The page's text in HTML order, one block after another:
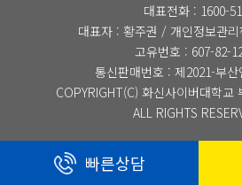
빠른상담
대표전화 : 1600-
대표자 : 황주권 / 개인정보관
고유번호 : 607-82-
통신판매번호 : 제2021-부산
COPYRIGHT(C) 화신사이버대학교
ALL RIGHTS